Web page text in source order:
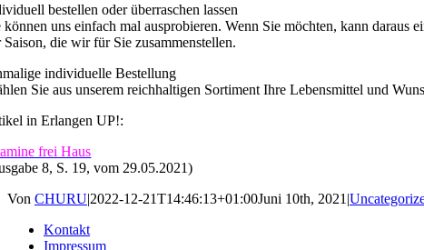
bestellen oder überraschen lassen
können uns einfach mal ausprobieren. Wenn Sie möchten, kann
Saison, die wir für Sie zusammenstellen.
individuelle Bestellung
Sie aus unserem reichhaltigen Sortiment Ihre Lebensmittel und
in Erlangen UP!:
frei Haus
8, S. 19, vom 29.05.2021)
Von CHURU|2022-12-21T14:46:13+01:00Juni 10th, 2021 |
Kontakt
Impressum